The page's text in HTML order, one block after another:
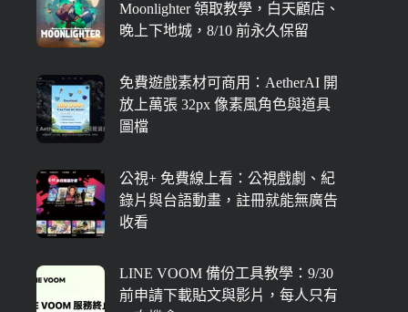
Moonlighter 領取教學，白天顧店、
晚上下地城，8/10 前永久保留
免費遊戲素材可商用：AetherAI 開
放上萬張 32px 像素風角色與道具
圖檔
公視+ 免費線上看：公視戲劇、紀
錄片與台語動畫，註冊就能無廣告
收看
LINE VOOM 備份工具教學：9/30
前申請下載貼文與影片，每人只有